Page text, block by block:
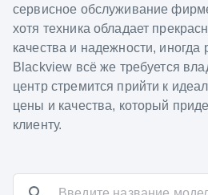
сервисное обслуживание
хотя техника обладает
качества и надежности,
Blackview всё же требуется
центр стремится прийти к
цены и качества, который
клиенту.